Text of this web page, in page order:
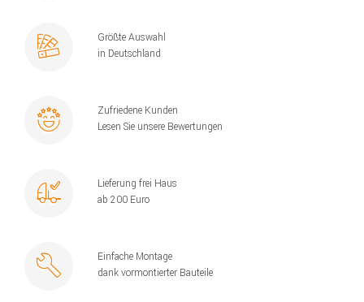
Größte Auswahl
in Deutschland
Zufriedene Kunden
Lesen Sie unsere Bewertungen
Lieferung frei Haus
ab 200 Euro
Einfache Montage
dank vormontierter Bauteile